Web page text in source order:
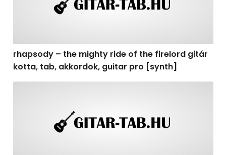
rhapsody – the mighty ride of the firelord gitár
kotta, tab, akkordok, guitar pro [synth]